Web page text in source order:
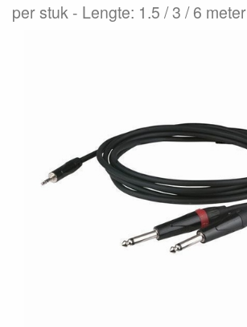
per stuk Lengte: 1.5 / 3 / 6 meter